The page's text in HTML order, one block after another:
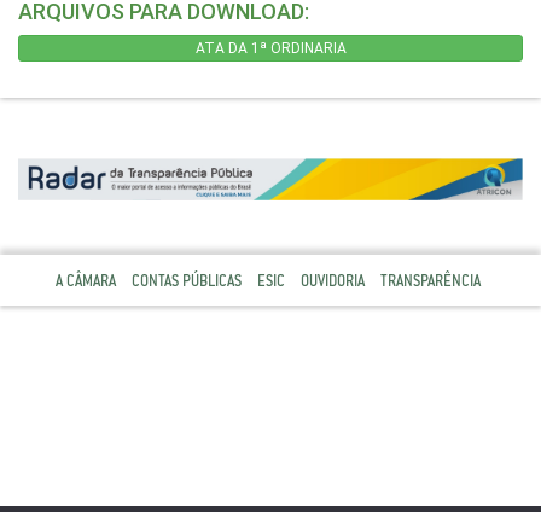
ARQUIVOS PARA DOWNLOAD:
ATA DA 1ª ORDINARIA
A CÂMARA CONTAS PÚBLICAS ESIC OUVIDORIA TRANSPARÊNCIA